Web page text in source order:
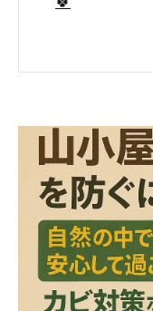
山小屋で起
⚠️カビを放置
🔍見た目だ
菌）検査の重
💧含水率検査
イン
✨山小屋でで
🌈手に負え